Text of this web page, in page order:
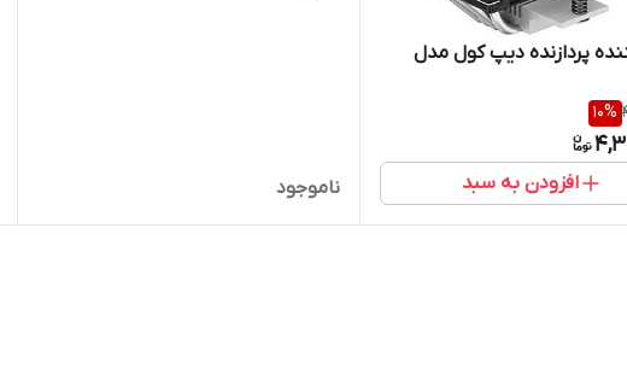
پردازنده دیپ کول مدل
10%
افزودن به سبد ناموجود